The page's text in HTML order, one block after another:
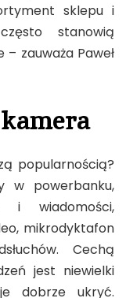
sklepu i
stanowią
zauważa Paweł
popularnością?
w powerbanku,
i wiadomości,
mikrodyktafon
Cechą
jest niewielki
dobrze ukryć.